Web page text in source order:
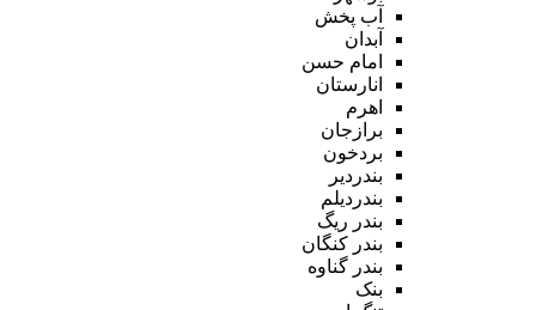
آب پخش
آبدان
امام حسن
انارستان
اهرم
برازجان
بردخون
بندردیر
بندردیلم
بندر ریگ
بندر کنگان
بندر گناوه
بنک